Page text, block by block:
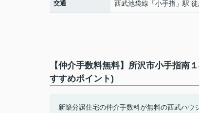
交通 西武池袋線 「小手指 」駅
【仲介手数料無料】所沢市小手指
すすめポイント)
新築分譲住宅の仲介手数料が無料の西武ハウ